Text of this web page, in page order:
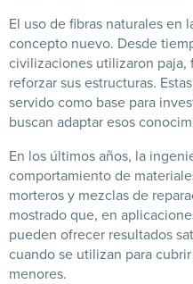
El uso de fibras naturales en
concepto nuevo. Desde
civilizaciones utilizaron paja,
reforzar sus estructuras.
servido como base para
buscan adaptar esos
En los últimos años, la
comportamiento de
morteros y mezclas de
mostrado que, en
pueden ofrecer resultados
cuando se utilizan para
menores.